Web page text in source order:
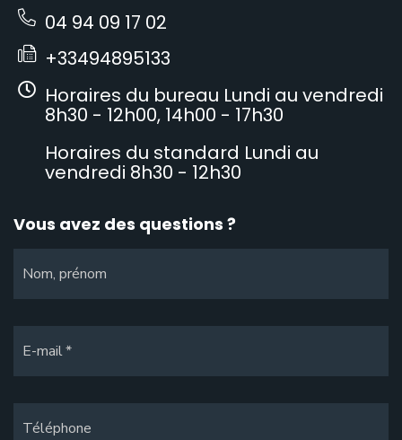
04 94 09 17 02
+33494895133
Horaires du bureau Lundi au vendredi
8h30 - 12h00, 14h00 - 17h30
Horaires du standard Lundi au
vendredi 8h30 - 12h30
Vous avez des questions ?
Nom, prénom
E-mail
Téléphone